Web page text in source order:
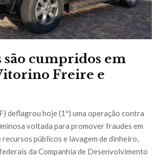
são cumpridos em
Freire e
deflagrou hoje (1º) uma operação contra
voltada para promover fraudes em
públicos e lavagem de dinheiro,
da Companhia de Desenvolvimento